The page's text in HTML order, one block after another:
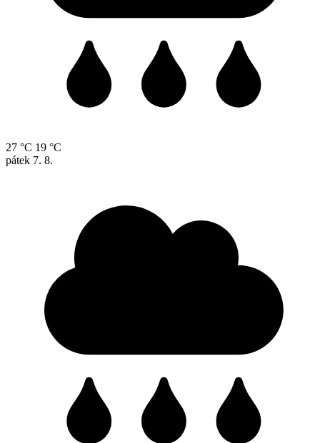
27 °C 19 °C
pátek 7. 8.